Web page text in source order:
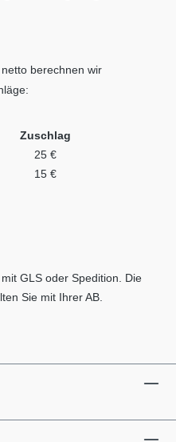
berechnen wir
Zuschlag
25 €
15 €
GLS oder Spedition. Die
Sie mit Ihrer AB.